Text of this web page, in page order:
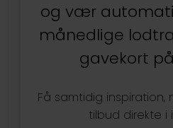
og vær
månedlige
gavekort på
Få samtidig
tilbud direkte i